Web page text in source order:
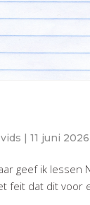
11 juni 2026
geef ik lessen
feit dat dit voor